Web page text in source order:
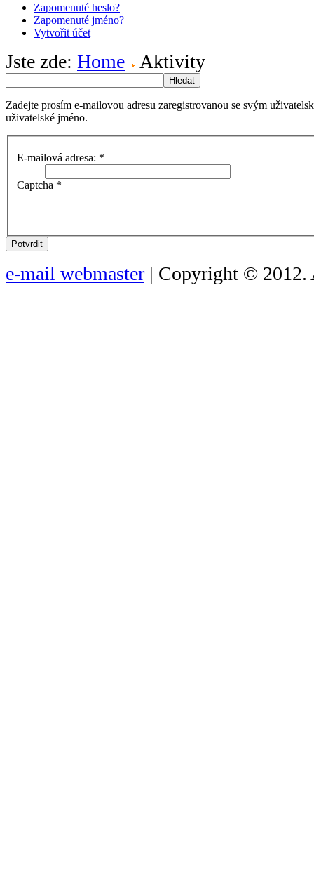
Zapomenuté heslo?
Zapomenuté jméno?
Vytvořit účet
Jste zde: Home Aktivity
Hledat
Zadejte prosím e-mailovou adresu zaregistrovanou se svým
uživatelské jméno.
E-mailová adresa: *
Captcha *
Potvrdit
e-mail webmaster | Copyright © 2012.